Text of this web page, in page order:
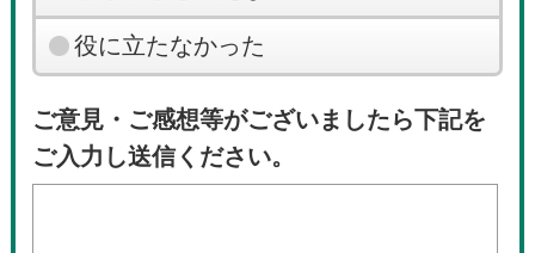
役に立たなかった
ご意見・ご感想等がございましたら下記を
ご入力し送信ください。